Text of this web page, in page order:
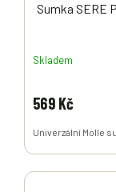
Sumka SERE
Skladem
569 Kč
Univerzální Molle